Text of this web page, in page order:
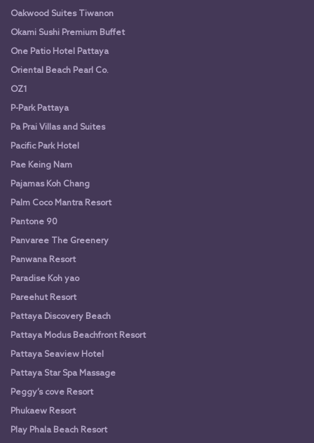
Oakwood Suites Tiwanon
Okami Sushi Premium Buffet
One Patio Hotel Pattaya
Oriental Beach Pearl Co.
OZ1
P-Park Pattaya
Pa Prai Villas and Suites
Pacific Park Hotel
Pae Keing Nam
Pajamas Koh Chang
Palm Coco Mantra Resort
Pantone 90
Panvaree The Greenery
Panwana Resort
Paradise Koh yao
Pareehut Resort
Pattaya Discovery Beach
Pattaya Modus Beachfront Resort
Pattaya Seaview Hotel
Pattaya Star Spa Massage
Peggy’s cove Resort
Phukaew Resort
Play Phala Beach Resort